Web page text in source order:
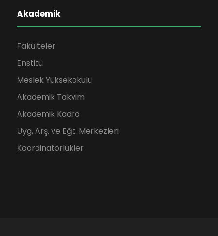
Akademik
Fakülteler
Enstitü
Meslek Yüksekokulu
Akademik Takvim
Akademik Kadro
Uyg, Arş. ve Eğt. Merkezleri
Koordinatörlükler